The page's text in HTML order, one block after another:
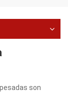
son